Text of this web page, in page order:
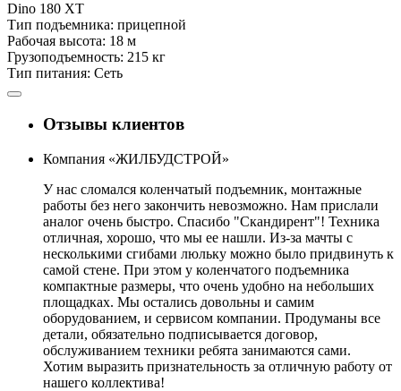
Dino 180 XT
Тип подъемника: прицепной
Рабочая высота: 18 м
Грузоподъемность: 215 кг
Тип питания: Сеть
Отзывы клиентов
Компания «ЖИЛБУДСТРОЙ»
У нас сломался коленчатый подъемник, монтажные
работы без него закончить невозможно. Нам прислали
аналог очень быстро. Спасибо "Скандирент"! Техника
отличная, хорошо, что мы ее нашли. Из-за мачты с
несколькими сгибами люльку можно было придвинуть к
самой стене. При этом у коленчатого подъемника
компактные размеры, что очень удобно на небольших
площадках. Мы остались довольны и самим
оборудованием, и сервисом компании. Продуманы все
детали, обязательно подписывается договор,
обслуживанием техники ребята занимаются сами.
Хотим выразить признательность за отличную работу от
нашего коллектива!